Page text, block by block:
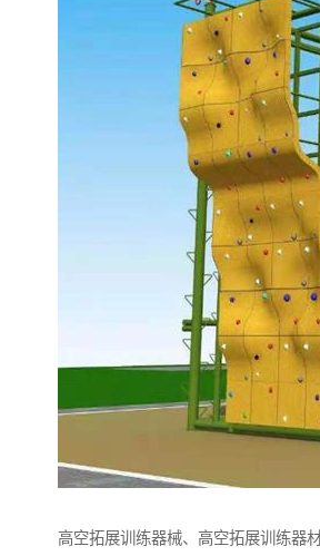
高空拓展训练器械、高空拓展训练器